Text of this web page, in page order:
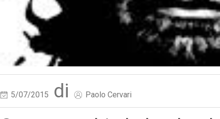
5/07/2015 di Paolo Cervari